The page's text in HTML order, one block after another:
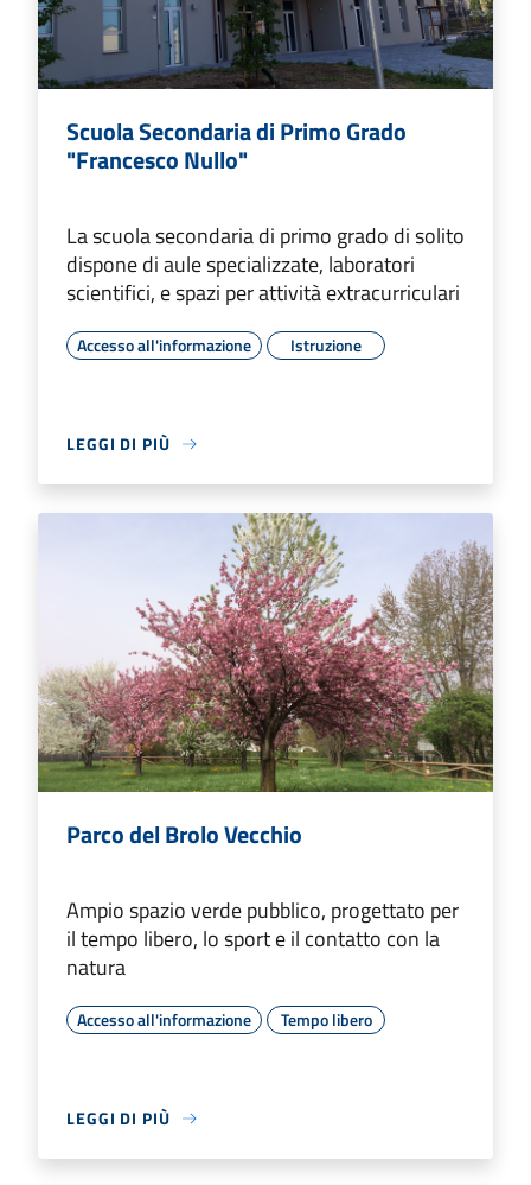
Scuola Secondaria di Primo Grado
"Francesco Nullo"
La scuola secondaria di primo grado di solito
dispone di aule specializzate, laboratori
scientifici, e spazi per attività extracurriculari
Accesso all'informazione Istruzione
LEGGI DI PIÙ
Parco del Brolo Vecchio
Ampio spazio verde pubblico, progettato per
il tempo libero, lo sport e il contatto con la
natura
Accesso all'informazione Tempo libero
LEGGI DI PIÙ